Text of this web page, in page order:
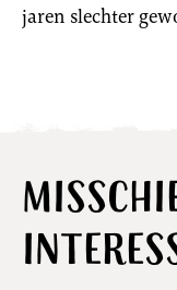
jaren slechter